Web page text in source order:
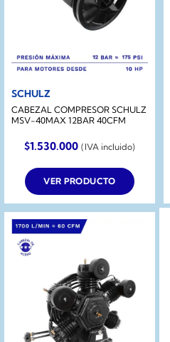
SCHULZ
CABEZAL COMPRESOR SCHULZ
MSV-40MAX 12BAR 40CFM
$1.530.000 (IVA incluido)
VER PRODUCTO